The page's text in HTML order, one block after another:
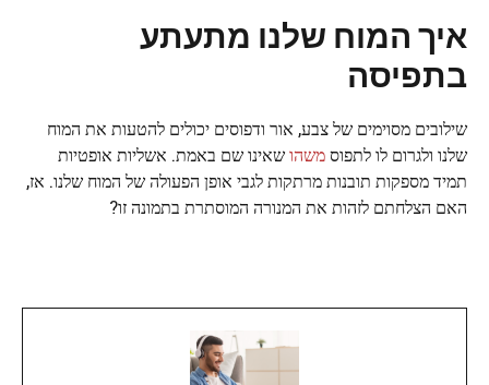
איך המוח שלנו מתעתע
בתפיסה
שילובים מסוימים של צבע, אור ודפוסים יכולים להטעות את המוח
שלנו ולגרום לו לתפוסמשהושאינו שם באמת. אשליות אופטיות
תמיד מספקות תובנות מרתקות לגבי אופן הפעולה של המוח שלנו. אז,
האם הצלחתם לזהות את המנורה המוסתרת בתמונה זו?